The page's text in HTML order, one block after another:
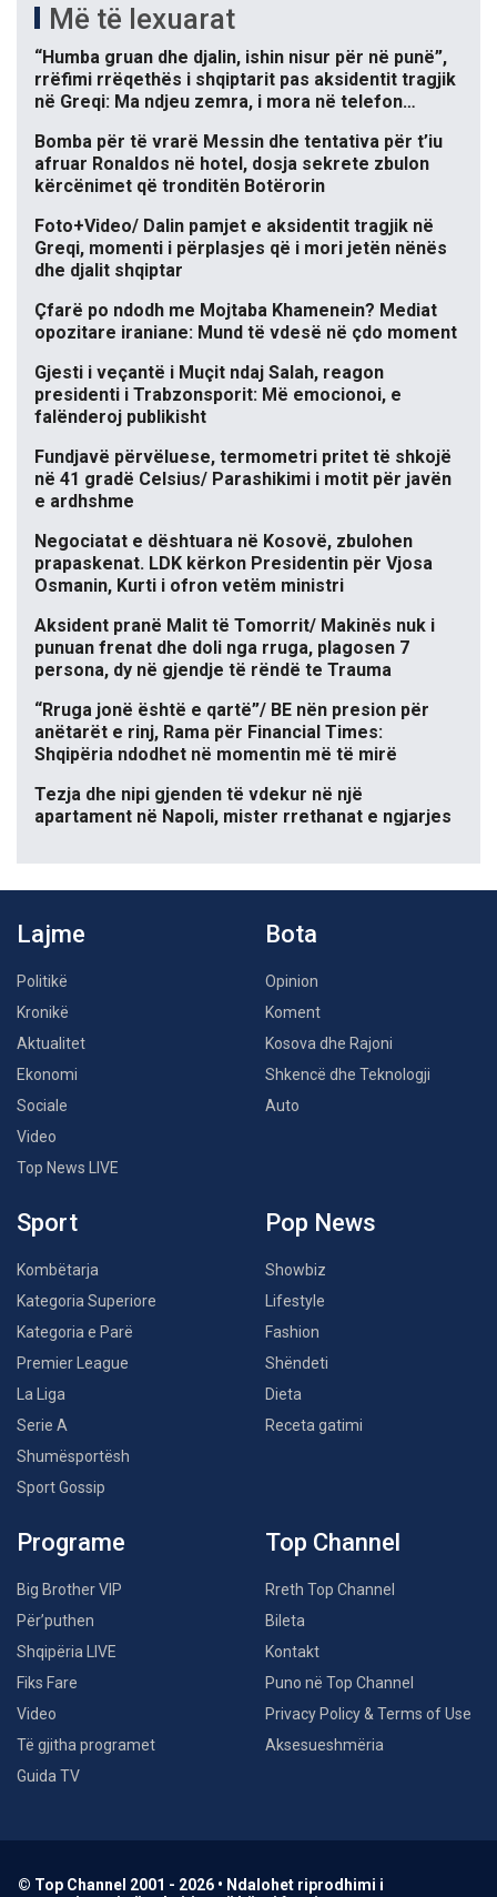
Më të lexuarat
“Humba gruan dhe djalin, ishin nisur për në punë”,
rrëfimi rrëqethës i shqiptarit pas aksidentit tragjik
në Greqi: Ma ndjeu zemra, i mora në telefon…
Bomba për të vrarë Messin dhe tentativa për t’iu
afruar Ronaldos në hotel, dosja sekrete zbulon
kërcënimet që tronditën Botërorin
Foto+Video/ Dalin pamjet e aksidentit tragjik në
Greqi, momenti i përplasjes që i mori jetën nënës
dhe djalit shqiptar
Çfarë po ndodh me Mojtaba Khamenein? Mediat
opozitare iraniane: Mund të vdesë në çdo moment
Gjesti i veçantë i Muçit ndaj Salah, reagon
presidenti i Trabzonsporit: Më emocionoi, e
falënderoj publikisht
Fundjavë përvëluese, termometri pritet të shkojë
në 41 gradë Celsius/ Parashikimi i motit për javën
e ardhshme
Negociatat e dështuara në Kosovë, zbulohen
prapaskenat. LDK kërkon Presidentin për Vjosa
Osmanin, Kurti i ofron vetëm ministri
Aksident pranë Malit të Tomorrit/ Makinës nuk i
punuan frenat dhe doli nga rruga, plagosen 7
persona, dy në gjendje të rëndë te Trauma
“Rruga jonë është e qartë”/ BE nën presion për
anëtarët e rinj, Rama për Financial Times:
Shqipëria ndodhet në momentin më të mirë
Tezja dhe nipi gjenden të vdekur në një
apartament në Napoli, mister rrethanat e ngjarjes
Lajme
Politikë
Kronikë
Aktualitet
Ekonomi
Sociale
Video
Top News LIVE
Bota
Opinion
Koment
Kosova dhe Rajoni
Shkencë dhe Teknologji
Auto
Sport
Kombëtarja
Kategoria Superiore
Kategoria e Parë
Premier League
La Liga
Serie A
Shumësportësh
Sport Gossip
Pop News
Showbiz
Lifestyle
Fashion
Shëndeti
Dieta
Receta gatimi
Programe
Big Brother VIP
Për’puthen
Shqipëria LIVE
Fiks Fare
Video
Të gjitha programet
Guida TV
Top Channel
Rreth Top Channel
Bileta
Kontakt
Puno në Top Channel
Privacy Policy & Terms of Use
Aksesueshmëria
© Top Channel 2001 - 2026 • Ndalohet riprodhimi i